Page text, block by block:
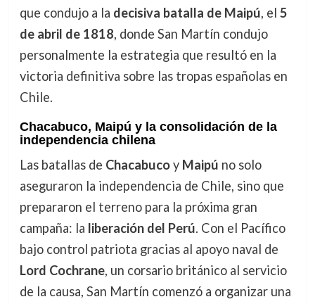
que condujo a la decisiva batalla de Maipú, el 5
de abril de 1818, donde San Martín condujo
personalmente la estrategia que resultó en la
victoria definitiva sobre las tropas españolas en
Chile.
Chacabuco, Maipú y la consolidación de la
independencia chilena
Las batallas de Chacabucoy Maipú no solo
aseguraron la independencia de Chile, sino que
prepararon el terreno para la próxima gran
campaña: la liberación del Perú. Con el Pacífico
bajo control patriota gracias al apoyo naval de
Lord Cochrane, un corsario británico al servicio
de la causa, San Martín comenzó a organizar una